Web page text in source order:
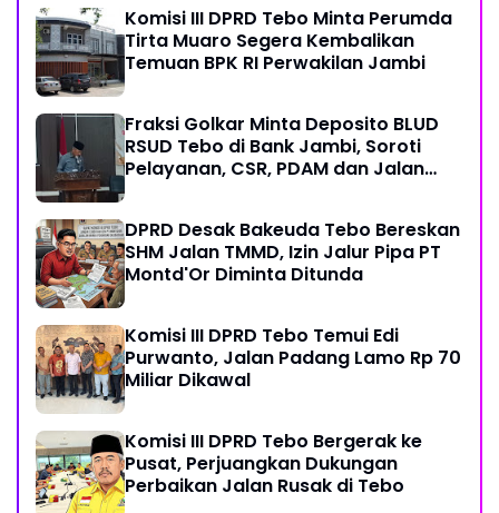
Komisi III DPRD Tebo Minta Perumda
Tirta Muaro Segera Kembalikan
Temuan BPK RI Perwakilan Jambi
Fraksi Golkar Minta Deposito BLUD
RSUD Tebo di Bank Jambi, Soroti
Pelayanan, CSR, PDAM dan Jalan
DPRD Desak Bakeuda Tebo Bereskan
SHM Jalan TMMD, Izin Jalur Pipa PT
Montd'Or Diminta Ditunda
Komisi III DPRD Tebo Temui Edi
Purwanto, Jalan Padang Lamo Rp 70
Miliar Dikawal
Komisi III DPRD Tebo Bergerak ke
Pusat, Perjuangkan Dukungan
Perbaikan Jalan Rusak di Tebo